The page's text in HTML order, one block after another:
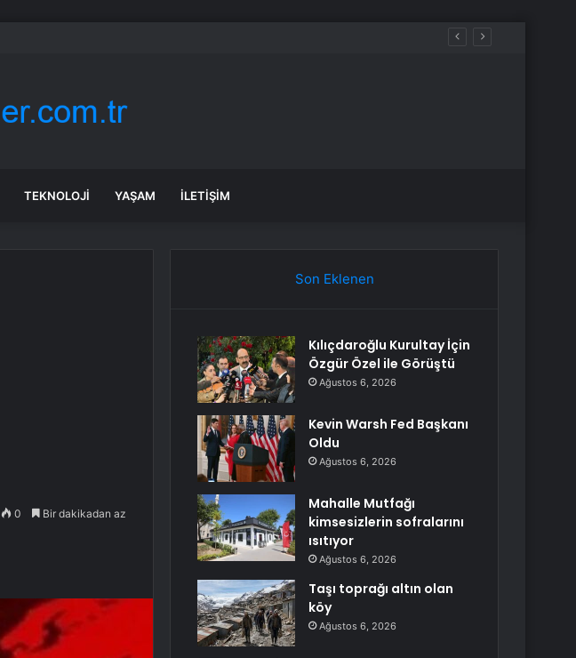
TEKNOLOJI YAŞAM İLETIŞIM
0 Bir dakikadan az
Son Eklenen
Kılıçdaroğlu Kurultay İçin
Özgür Özel ile Görüştü
Ağustos 6, 2026
Kevin Warsh Fed Başkanı
Oldu
Ağustos 6, 2026
Mahalle Mutfağı
kimsesizlerin sofralarını
ısıtıyor
Ağustos 6, 2026
Taşı toprağı altın olan
köy
Ağustos 6, 2026